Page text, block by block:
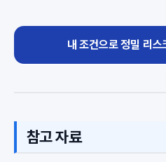
내 조건으로 정밀 리
참고 자료